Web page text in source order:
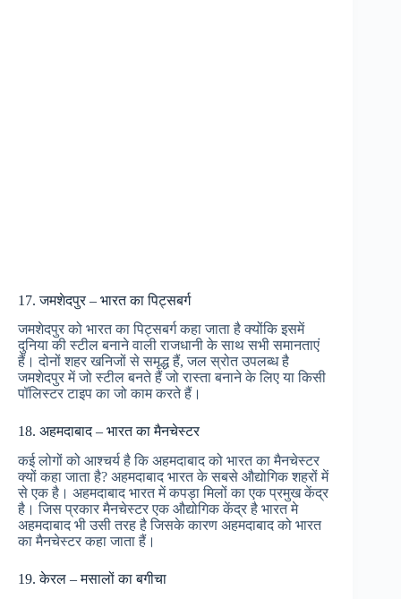
17. जमशेदपुर – भारत का पिट्सबर्ग
जमशेदपुर को भारत का पिट्सबर्ग कहा जाता है क्योंकि इसमें
दुनिया की स्टील बनाने वाली राजधानी के साथ सभी समानताएं
हैं। दोनों शहर खनिजों से समृद्ध हैं, जल स्रोत उपलब्ध है
जमशेदपुर में जो स्टील बनते हैं जो रास्ता बनाने के लिए या किसी
पॉलिस्टर टाइप का जो काम करते हैं।
18. अहमदाबाद – भारत का मैनचेस्टर
कई लोगों को आश्चर्य है कि अहमदाबाद को भारत का मैनचेस्टर
क्यों कहा जाता है? अहमदाबाद भारत के सबसे औद्योगिक शहरों में
से एक है। अहमदाबाद भारत में कपड़ा मिलों का एक प्रमुख केंद्र
है। जिस प्रकार मैनचेस्टर एक औद्योगिक केंद्र है भारत मे
अहमदाबाद भी उसी तरह है जिसके कारण अहमदाबाद को भारत
का मैनचेस्टर कहा जाता हैं।
19. केरल – मसालों का बगीचा